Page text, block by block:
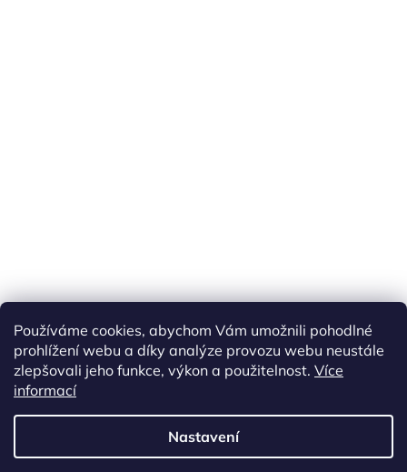
Používáme cookies, abychom Vám umožnili pohodlné
prohlížení webu a díky analýze provozu webu neustále
zlepšovali jeho funkce, výkon a použitelnost. Více
informací
Nastavení